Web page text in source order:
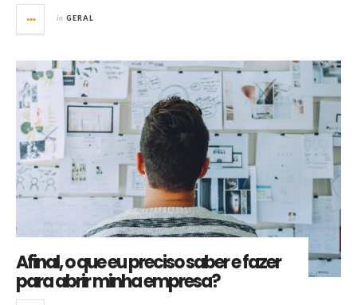
in GERAL
Afinal, o que eu preciso saber e fazer
para abrir minha empresa?